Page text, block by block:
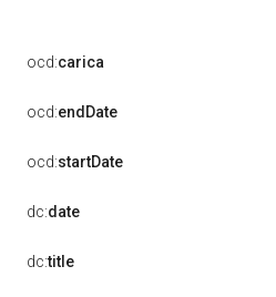
ocd:carica
ocd:endDate
ocd:startDate
dc:date
dc:title